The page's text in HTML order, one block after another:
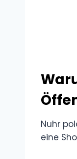
Nuhr
eine